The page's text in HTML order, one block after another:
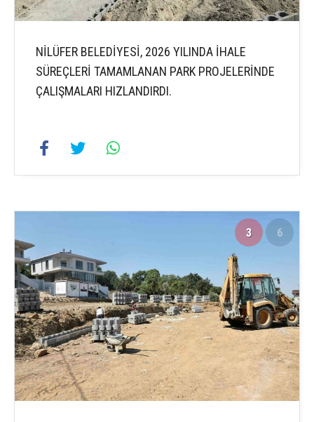
NİLÜFER BELEDİYESİ, 2026 YILINDA İHALE
SÜREÇLERİ TAMAMLANAN PARK PROJELERİNDE
ÇALIŞMALARI HIZLANDIRDI.
3 6